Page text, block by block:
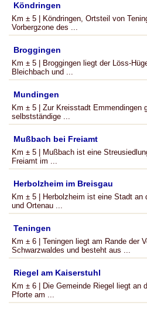
Köndringen
Km ± 5 | Köndringen, Ortsteil von
Vorbergzone des ...
Broggingen
Km ± 5 | Broggingen liegt der Löss-
Bleichbach und ...
Mundingen
Km ± 5 | Zur Kreisstadt Emmendingen
selbstständige ...
Mußbach bei Freiamt
Km ± 5 | Mußbach ist eine
Freiamt im ...
Herbolzheim im Breisgau
Km ± 5 | Herbolzheim ist eine Stadt an
und Ortenau ...
Teningen
Km ± 6 | Teningen liegt am Rande der
Schwarzwaldes und besteht aus ...
Riegel am Kaiserstuhl
Km ± 6 | Die Gemeinde Riegel liegt an
Pforte am ...